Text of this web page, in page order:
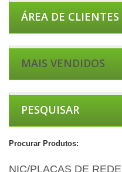
ÁREA DE CLIENTES
MAIS VENDIDOS
PESQUISAR
Procurar Produtos:
NIC/PLACAS DE REDE